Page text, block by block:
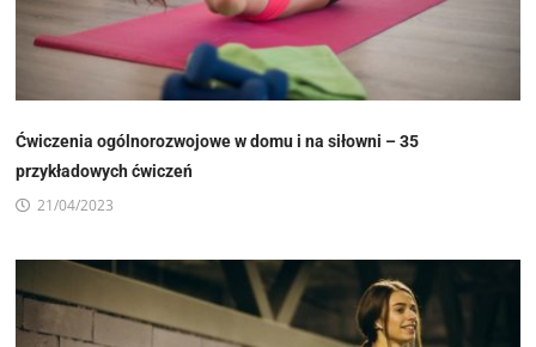
Ćwiczenia ogólnorozwojowe w domu i na siłowni – 35
przykładowych ćwiczeń
21/04/2023